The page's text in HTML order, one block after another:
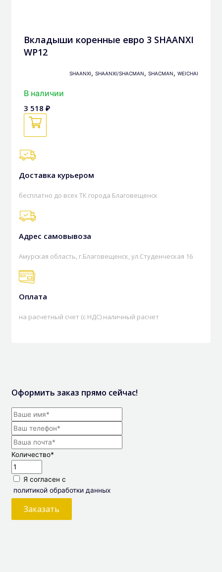
Вкладыши коренные евро 3 SHAANXI
WP12
SHAANXI, SHAANXI/SHACMAN, SHACMAN, WEICHAI
В наличии
3 518 ₽
Доставка курьером
бесплатно до всех ТК города Благовещенск
Адрес самовывоза
Амурская область, г.Благовещенск, ул.Студенческая 16
Оплата
на расчетный счет (с НДС) наличный расчет
Оформить заказ прямо сейчас!
Количество*
Я согласен с
политикой обработки данных
Заказать